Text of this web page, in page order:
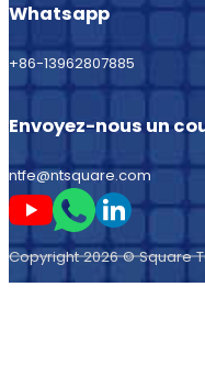
Whatsapp
+86-13962807885
Envoyez-nous un
ntfe@ntsquare.com
Suivez-moi sur Youtube
Suivez-moi sur
Suivez-moi
Copyright 2026 © Square